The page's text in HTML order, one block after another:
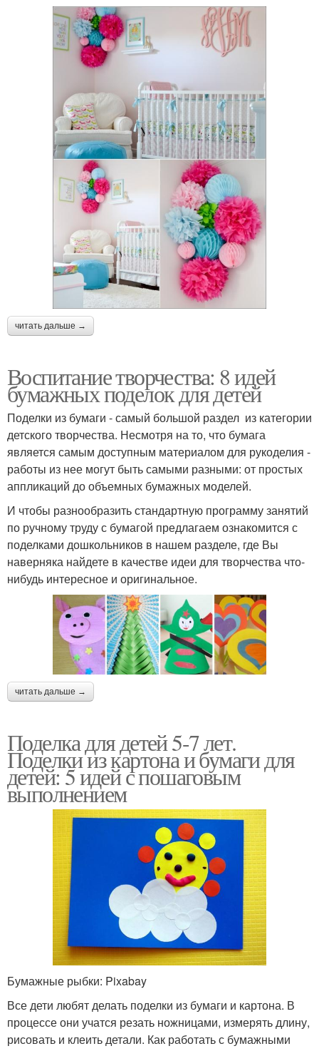
читать дальше →
Воспитание творчества: 8 идей
бумажных поделок для детей
Поделки из бумаги - самый большой раздел из категории
детского творчества. Несмотря на то, что бумага
является самым доступным материалом для рукоделия -
работы из нее могут быть самыми разными: от простых
аппликаций до объемных бумажных моделей.
И чтобы разнообразить стандартную программу занятий
по ручному труду с бумагой предлагаем ознакомится с
поделками дошкольников в нашем разделе, где Вы
наверняка найдете в качестве идеи для творчества что-
нибудь интересное и оригинальное.
читать дальше →
Поделка для детей 5-7 лет.
Поделки из картона и бумаги для
детей: 5 идей с пошаговым
выполнением
Бумажные рыбки: Pixabay
Все дети любят делать поделки из бумаги и картона. В
процессе они учатся резать ножницами, измерять длину,
рисовать и клеить детали. Как работать с бумажными